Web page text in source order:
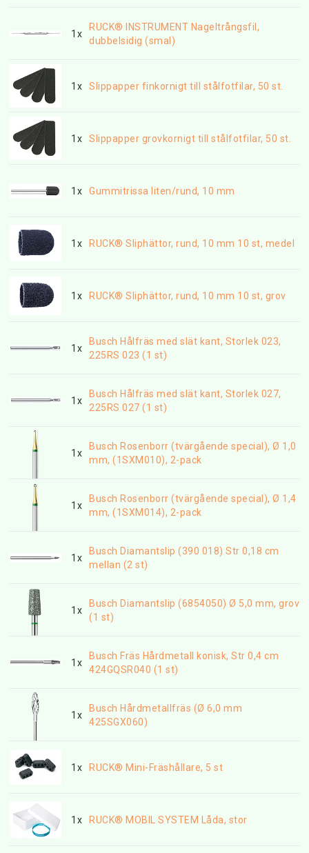
1x
RUCK® INSTRUMENT Nageltrångsfil,
dubbelsidig (smal)
1x Slippapper finkornigt till stålfotfilar, 50 st.
1x Slippapper grovkornigt till stålfotfilar, 50 st.
1x Gummitrissa liten/rund, 10 mm
1x RUCK® Sliphättor, rund, 10 mm 10 st, medel
1x RUCK® Sliphättor, rund, 10 mm 10 st, grov
1x
Busch Hålfräs med slät kant, Storlek 023,
225RS 023 (1 st)
1x
Busch Hålfräs med slät kant, Storlek 027,
225RS 027 (1 st)
1x
Busch Rosenborr (tvärgående special), Ø 1,0
mm, (1SXM010), 2-pack
1x
Busch Rosenborr (tvärgående special), Ø 1,4
mm, (1SXM014), 2-pack
1x
Busch Diamantslip (390 018) Str 0,18 cm
mellan (2 st)
1x
Busch Diamantslip (6854050) Ø 5,0 mm, grov
(1 st)
1x
Busch Fräs Hårdmetall konisk, Str 0,4 cm
424GQSR040 (1 st)
1x
Busch Hårdmetallfräs (Ø 6,0 mm
425SGX060)
1x RUCK® Mini-Fräshållare, 5 st
1x RUCK® MOBIL SYSTEM Låda, stor